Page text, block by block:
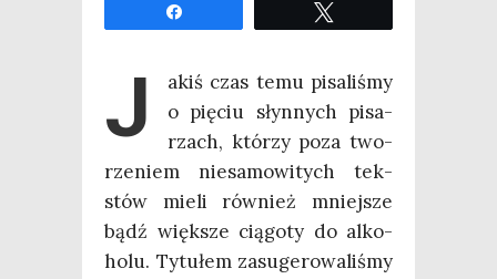
J
akiś czas temu pisa­li­śmy
o pię­ciu słyn­nych pisa­
rzach, któ­rzy poza two­
rze­niem nie­sa­mo­wi­tych tek­
stów mie­li rów­nież mniej­sze
bądź więk­sze cią­go­ty do alko­
ho­lu. Tytu­łem zasu­ge­ro­wa­li­śmy